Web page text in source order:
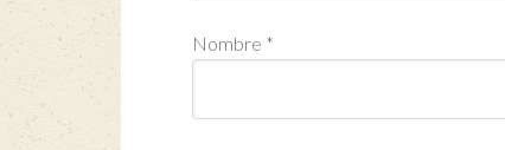
Nombre *